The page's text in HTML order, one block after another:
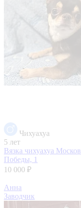
Чихуахуа
5 лет
Вязка чихуахуа
Победы, 1
10 000 ₽
Анна
Заводчик